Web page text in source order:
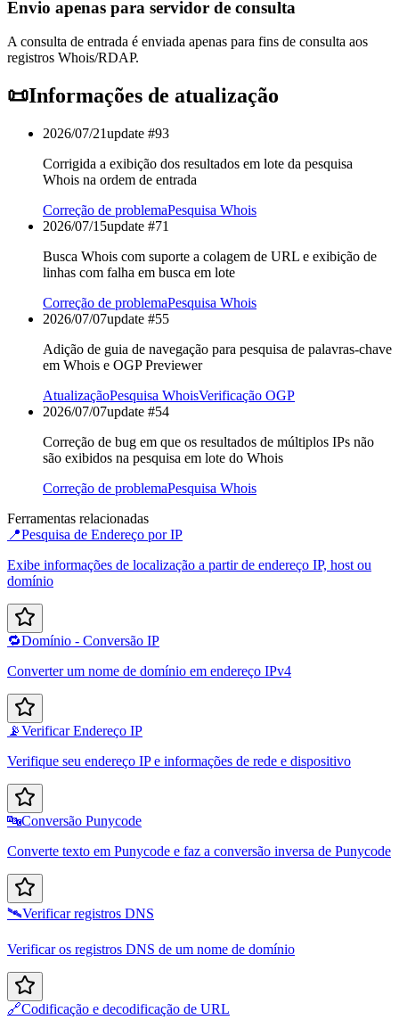
Envio apenas para servidor de consulta
A consulta de entrada é enviada apenas para fins de consulta aos
registros Whois/RDAP.
📜Informações de atualização
2026/07/21update #93
Corrigida a exibição dos resultados em lote da pesquisa
Whois na ordem de entrada
Correção de problemaPesquisa Whois
2026/07/15update #71
Busca Whois com suporte a colagem de URL e exibição de
linhas com falha em busca em lote
Correção de problemaPesquisa Whois
2026/07/07update #55
Adição de guia de navegação para pesquisa de palavras-chave
em Whois e OGP Previewer
AtualizaçãoPesquisa WhoisVerificação OGP
2026/07/07update #54
Correção de bug em que os resultados de múltiplos IPs não
são exibidos na pesquisa em lote do Whois
Correção de problemaPesquisa Whois
Ferramentas relacionadas
📍Pesquisa de Endereço por IP
Exibe informações de localização a partir de endereço IP, host ou
domínio
🔁Domínio - Conversão IP
Converter um nome de domínio em endereço IPv4
📡Verificar Endereço IP
Verifique seu endereço IP e informações de rede e dispositivo
🔤Conversão Punycode
Converte texto em Punycode e faz a conversão inversa de Punycode
🛰️Verificar registros DNS
Verificar os registros DNS de um nome de domínio
🔗Codificação e decodificação de URL